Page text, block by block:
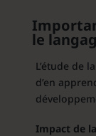
le
L’étude de
d’en
Impact de